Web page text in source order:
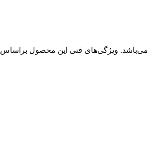
می‌باشد. ویژگی‌های فنی این محصول براساس